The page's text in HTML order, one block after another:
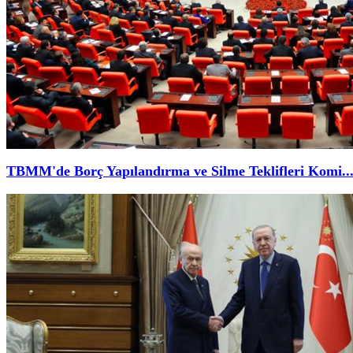
TBMM'de Borç Yapılandırma ve Silme Teklifleri Komi...